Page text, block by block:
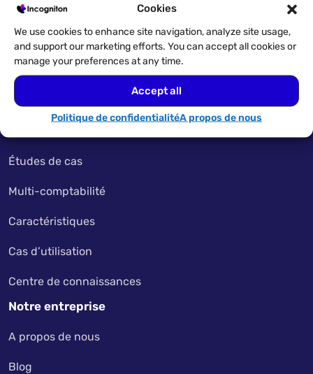
Cookies
We use cookies to enhance site navigation, analyze site usage,
and support our marketing efforts. You can accept all cookies or
manage your preferences at any time.
Accept all
Politique de confidentialitéA propos de nous
Accès rapide
Essayez gratuitement !
Télécharger
Tarification
Études de cas
Multi-comptabilité
Caractéristiques
Cas d’utilisation
Centre de connaissances
Notre entreprise
A propos de nous
Blog